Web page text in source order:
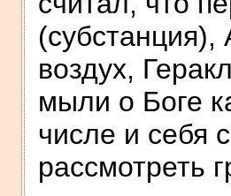
воздух,
мыли о Боге
числе и себя
рассмотреть